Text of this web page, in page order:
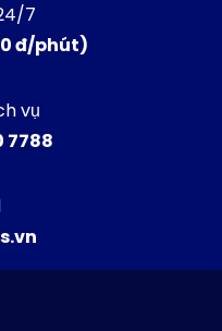
7
đ/phút)
vụ
7788